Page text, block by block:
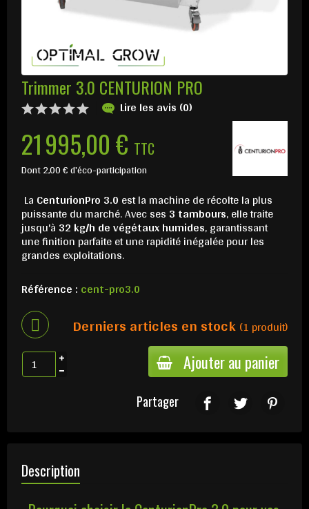
Trimmer 3.0 CENTURION PRO
Lire les avis (0)
21 995,00 € TTC
Dont 2,00 € d'éco-participation
La CenturionPro 3.0 est la machine de récolte la plus
puissante du marché. Avec ses3 tambours, elle traite
jusqu'à32 kg/h de végétaux humides, garantissant
une finition parfaite et une rapidité inégalée pour les
grandes exploitations.
Référence : cent-pro3.0
Derniers articles en stock (1 produit)
Ajouter au panier
Partager
Description